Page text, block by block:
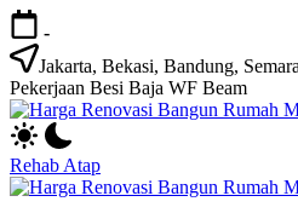
Skip
to
content
-
Jakarta, Bekasi, Bandung,
Pekerjaan Besi Baja WF Beam
Jasa
Bangun
Rumah
dan
Rehab Atap